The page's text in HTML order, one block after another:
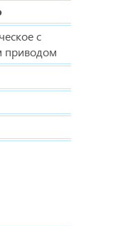
с
приводом